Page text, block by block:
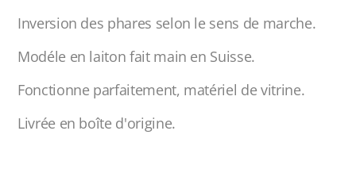
Inversion des phares selon le sens de marche.
Modéle en laiton fait main en Suisse.
Fonctionne parfaitement, matériel de vitrine.
Livrée en boîte d'origine.